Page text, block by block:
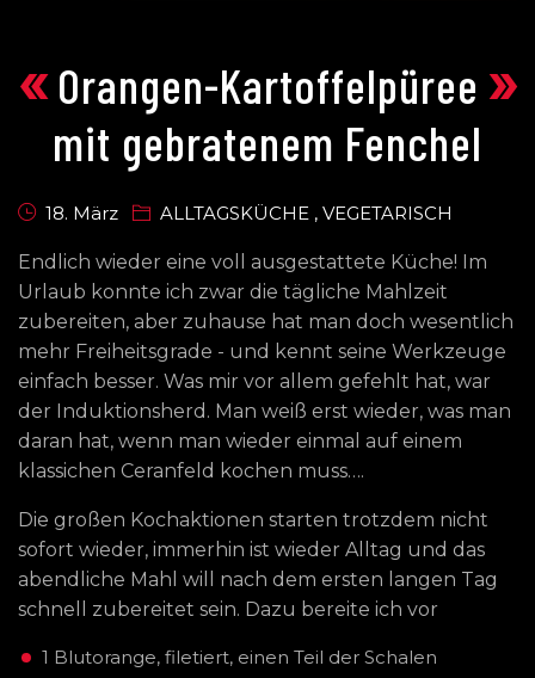
« Orangen-Kartoffelpüree
mit gebratenem Fenchel
»
18. März ALLTAGSKÜCHE , VEGETARISCH
Endlich wieder eine voll ausgestattete Küche! Im
Urlaub konnte ich zwar die tägliche Mahlzeit
zubereiten, aber zuhause hat man doch wesentlich
mehr Freiheitsgrade - und kennt seine Werkzeuge
einfach besser. Was mir vor allem gefehlt hat, war
der Induktionsherd. Man weiß erst wieder, was man
daran hat, wenn man wieder einmal auf einem
klassichen Ceranfeld kochen muss….
Die großen Kochaktionen starten trotzdem nicht
sofort wieder, immerhin ist wieder Alltag und das
abendliche Mahl will nach dem ersten langen Tag
schnell zubereitet sein. Dazu bereite ich vor
1 Blutorange, filetiert, einen Teil der Schalen